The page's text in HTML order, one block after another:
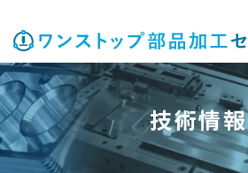
技術情報